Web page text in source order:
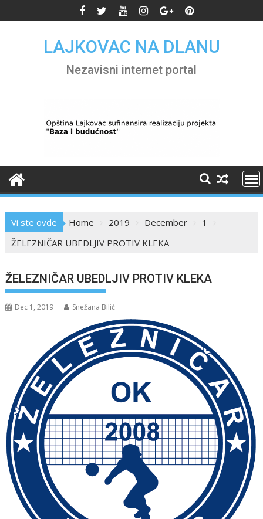
to
LAJKOVAC NA DLANU
Nezavisni internet portal
Vi ste ovde Home 2019 December
1
ŽELEZNIČAR UBEDLJIV PROTIV KLEKA
ŽELEZNIČAR UBEDLJIV PROTIV KLEKA
Dec 1, 2019 Snežana Bilić